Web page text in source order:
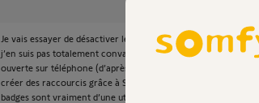
Je vais essayer de désactiver les badges afin d’utiliser la
j’en suis pas totalement convaincu car cela oblige à garder
ouverte sur téléphone (d’après ce que j’ai lu sur le support
créer des raccourcis grâce à SIRI sur iPhone pour lui dire de
badges sont vraiment d’une utilité très limitée